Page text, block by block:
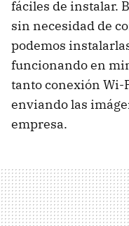
fáciles de instalar.
sin necesidad de
podemos
funcionando en
tanto conexión Wi-
enviando las
empresa.